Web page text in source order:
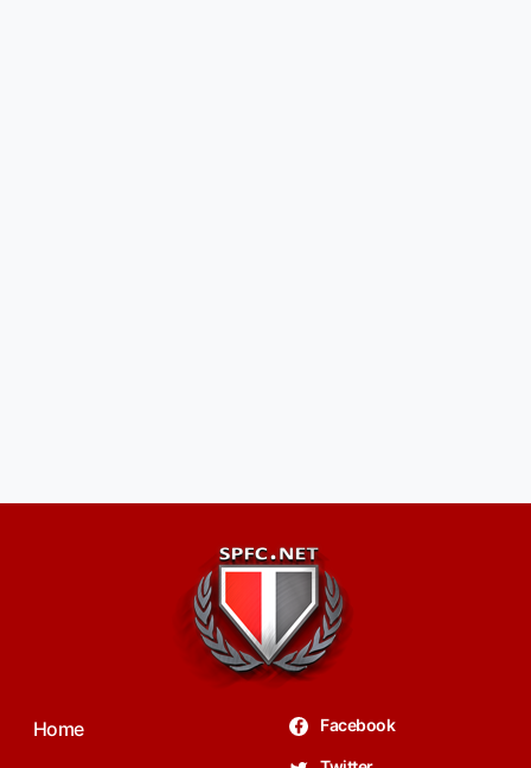
Home Facebook